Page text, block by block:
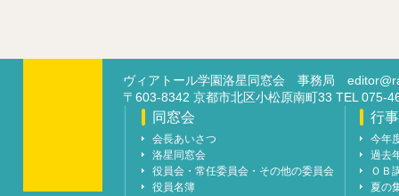
ヴィアトール学園洛星同窓会 事務局
〒603-8342 京都市北区小松原南町33 TEL 075-
同窓会
会長あいさつ
洛星同窓会
役員会・常任委員会・その他の委員会
役員名簿
行事
今年
過去
ＯＢ
夏の